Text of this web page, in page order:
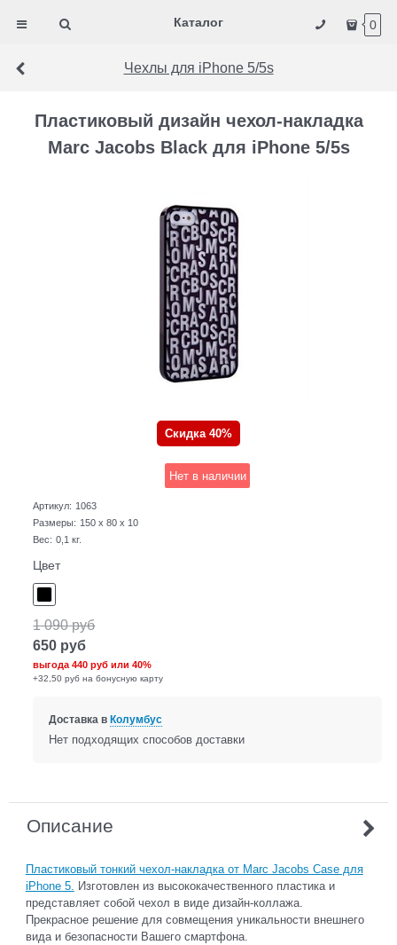
Каталог 0
Чехлы для iPhone 5/5s
Пластиковый дизайн чехол-накладка
Marc Jacobs Black для iPhone 5/5s
Скидка 40%
Нет в наличии
Артикул: 1063
Размеры: 150 x 80 x 10
Вес: 0,1 кг.
Цвет
1 090 руб
650 руб
выгода440 руб или40%
+32,50 руб на бонусную карту
Доставка в Колумбус
Нет подходящих способов доставки
Описание
Пластиковый тонкий чехол-накладка от Marc Jacobs Case для
iPhone 5.
Изготовлен из высококачественного пластика и
представляет собой чехол в виде дизайн-коллажа.
Прекрасное решение для совмещения уникальности внешнего
вида и безопасности Вашего смартфона.